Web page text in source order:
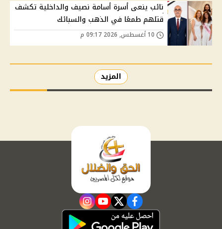
نائب ينعى أسرة أسامة نصيف والداخلية تكشف
قتلهم طمعًا في الذهب والسبائك
المزيد
facebook
twitter
youtube
instagram